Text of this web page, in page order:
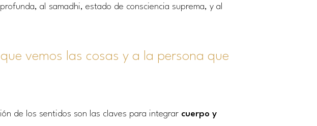
al samadhi, estado de consciencia suprema, y al
vemos las cosas y a la persona que
de los sentidos son las claves para integrar cuerpo y